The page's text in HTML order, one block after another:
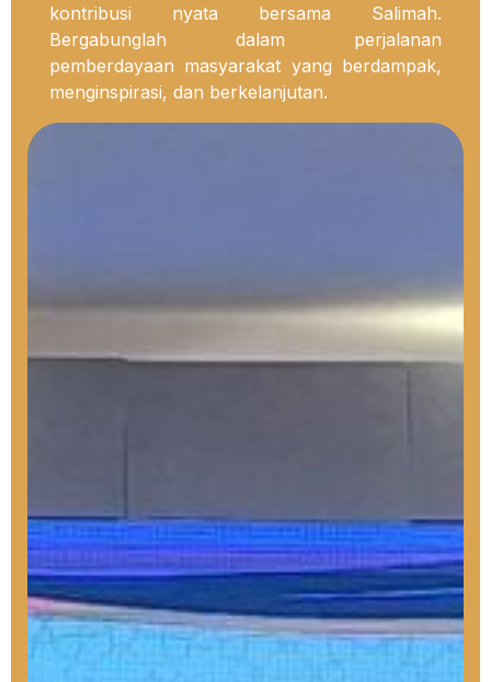
kontribusi nyata bersama Salimah.
Bergabunglah dalam perjalanan
pemberdayaan masyarakat yang berdampak,
menginspirasi, dan berkelanjutan.